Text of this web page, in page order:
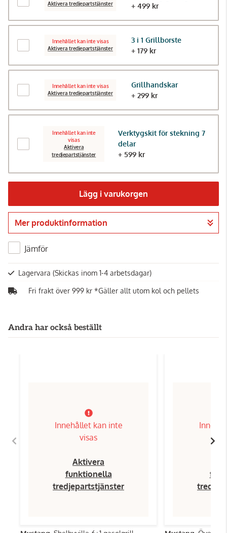
Aktivera tredjepartstjänster
+ 499 kr
Innehållet kan inte visas
Aktivera tredjepartstjänster
3 i 1 Grillborste
+ 179 kr
Innehållet kan inte visas
Aktivera tredjepartstjänster
Grillhandskar
+ 299 kr
Innehållet kan inte
visas
Aktivera
tredjepartstjänster
Verktygskit för stekning 7
delar
+ 599 kr
Lägg i varukorgen
Gå till kassan
Mer produktinformation
Jämför
Lagervara (Skickas inom 1-4 arbetsdagar)
Fri frakt över 999 kr *Gäller allt utom kol och pellets
Andra har också beställt
Innehållet kan inte
visas
Aktivera
funktionella
tredjepartstjänster